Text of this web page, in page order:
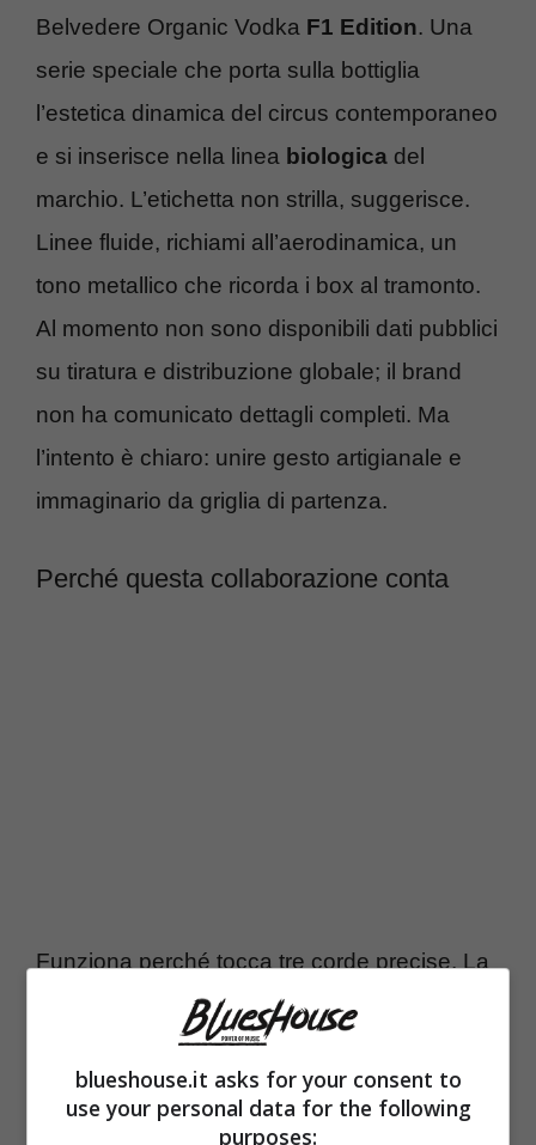
Belvedere Organic Vodka F1 Edition. Una
serie speciale che porta sulla bottiglia
l’estetica dinamica del circus contemporaneo
e si inserisce nella linea biologica del
marchio. L’etichetta non strilla, suggerisce.
Linee fluide, richiami all’aerodinamica, un
tono metallico che ricorda i box al tramonto.
Al momento non sono disponibili dati pubblici
su tiratura e distribuzione globale; il brand
non ha comunicato dettagli completi. Ma
l’intento è chiaro: unire gesto artigianale e
immaginario da griglia di partenza.
Perché questa collaborazione conta
Funziona perché tocca tre corde precise. La
prima è culturale: il motorsportoggi è
lifestyle. Le gare cittadine, da Monaco a
Singapore fino a Las Vegas, hanno
trasformato il weekend in un ecosistema di
blueshouse.it asks for your consent to
use your personal data for the following
purposes: